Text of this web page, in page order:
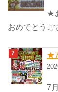
★
おめでとうご
★7
7